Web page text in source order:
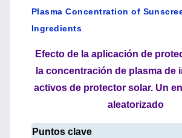
Plasma Concentration of
Ingredients
Efecto de la aplicación de
la concentración de plasma de
activos de protector solar. Un
aleatorizado
Puntos clave